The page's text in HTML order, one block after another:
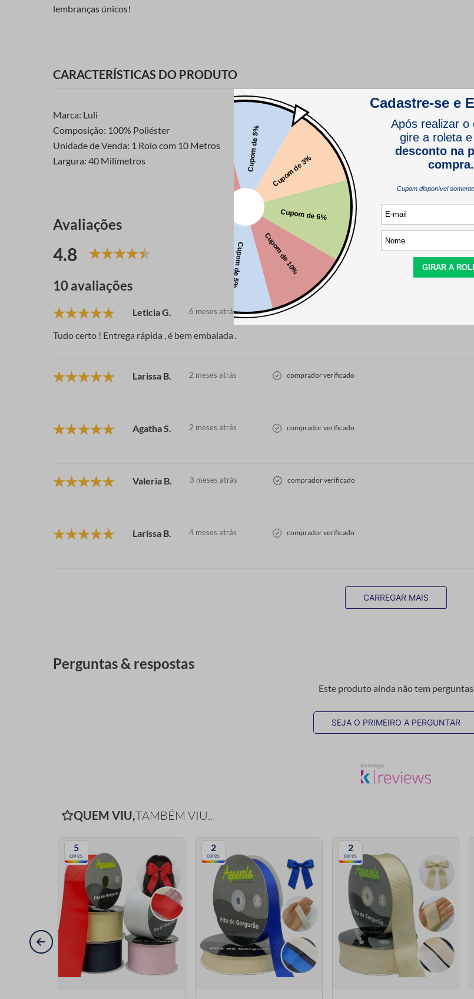
lembranças únicos!
CARACTERÍSTICAS DO PRODUTO
Marca: Luli
Composição: 100% Poliéster
Unidade de Venda: 1 Rolo com 10 Metros
Largura: 40 Milímetros
Avaliações
4.8
10 avaliações
Leticia G. 6 meses atrás comprador verificado
Tudo certo ! Entrega rápida , é bem embalada .
Larissa B. 2 meses atrás comprador verificado
Agatha S. 2 meses atrás comprador verificado
Valeria B. 3 meses atrás comprador verificado
Larissa B. 4 meses atrás comprador verificado
CARREGAR MAIS
Perguntas & respostas
Este produto ainda não tem perguntas
SEJA O PRIMEIRO A PERGUNTAR
QUEM VIU,TAMBÉM VIU..
5
cores
2
cores
2
cores